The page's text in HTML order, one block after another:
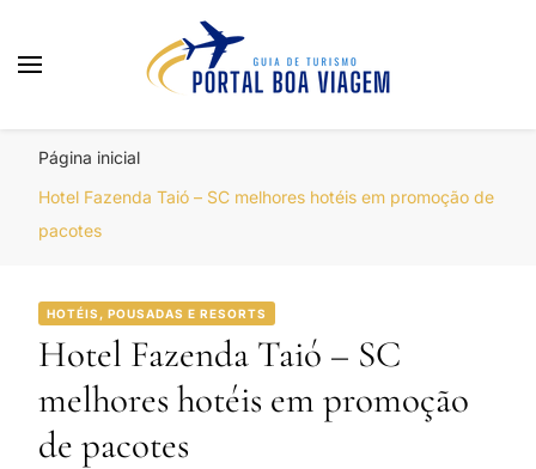
Página inicial
Hotel Fazenda Taió – SC melhores hotéis em promoção de
pacotes
HOTÉIS, POUSADAS E RESORTS
Hotel Fazenda Taió – SC
melhores hotéis em promoção
de pacotes